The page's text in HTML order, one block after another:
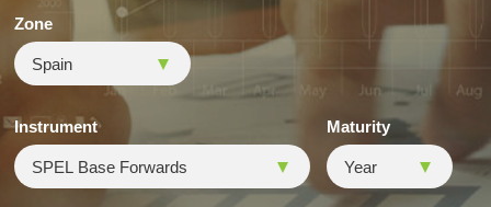
Zone
Instrument Maturity